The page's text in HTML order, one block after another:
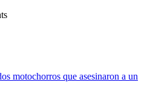
motochorros que asesinaron a un